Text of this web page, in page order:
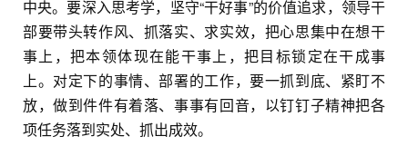
中央。要深入思考学，坚守“干好事”的价值追求，领导干
部要带头转作风、抓落实、求实效，把心思集中在想干
事上，把本领体现在能干事上，把目标锁定在干成事
上。对定下的事情、部署的工作，要一抓到底、紧盯不
放，做到件件有着落、事事有回音，以钉钉子精神把各
项任务落到实处、抓出成效。